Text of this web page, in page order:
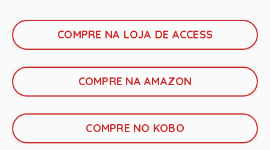
COMPRE NA LOJA DE ACCESS
COMPRE NA AMAZON
COMPRE NO KOBO